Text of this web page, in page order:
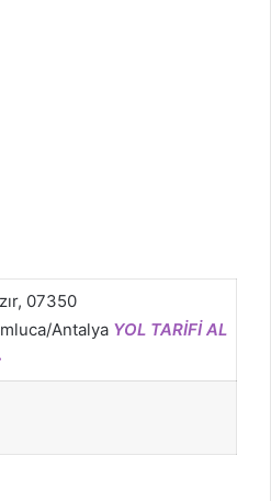
07350
Antalya YOL TARİFİ AL